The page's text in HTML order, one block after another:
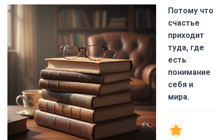
Потому что
счастье
приходит
туда, где
есть
понимание
себя и
мира.